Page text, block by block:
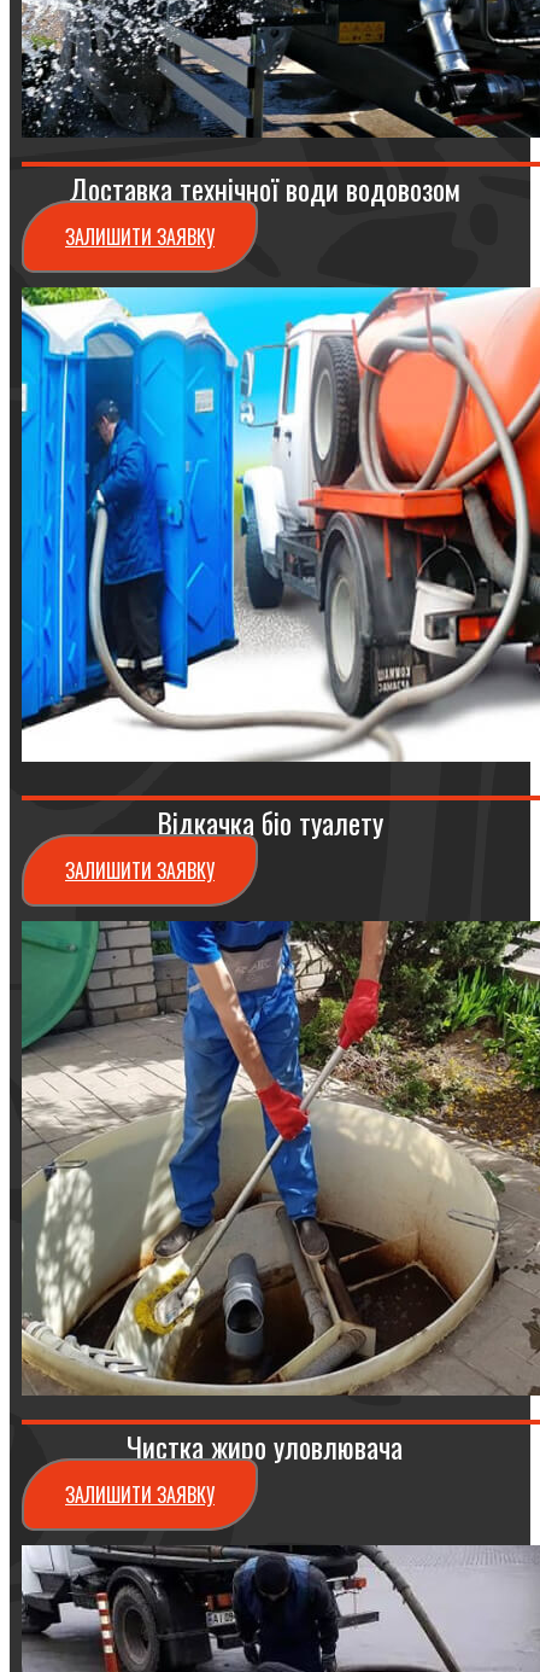
Доставка технічної води водовозом
ЗАЛИШИТИ ЗАЯВКУ
Відкачка біо туалету
ЗАЛИШИТИ ЗАЯВКУ
Чистка жиро уловлювача
ЗАЛИШИТИ ЗАЯВКУ